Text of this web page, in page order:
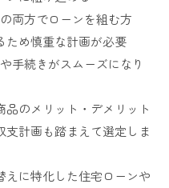
両方でローンを組む方
ため慎重な計画が必要
手続きがスムーズになり
品のメリット・デメリット
計画も踏まえて選定しま
えに特化した住宅ローンや